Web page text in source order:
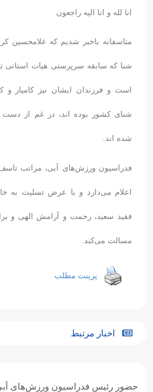
انا لله و انا الیه راجعون
متاسفانه باخبر شدیم که غلامحسین‌
شنا که سابقه سرپرستی هیات استانی
است و فرزندان ایشان نیز کامیار و
شنای کشور بوده اند، در غم از دست
شده اند.
فدراسیون ورزش‌های آبی، مراتب
اعلام می‌دارد و با عرض تسلیت به
فقید سعید، رحمت و آرامش الهی و
مسالت می‌کند.
پرینت مطلب
اخبار مرتبط
حضور رئیس فدراسیون ورزش‌های آبی